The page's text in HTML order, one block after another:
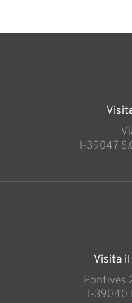
l-39047
Visita
Pontives
l-39040